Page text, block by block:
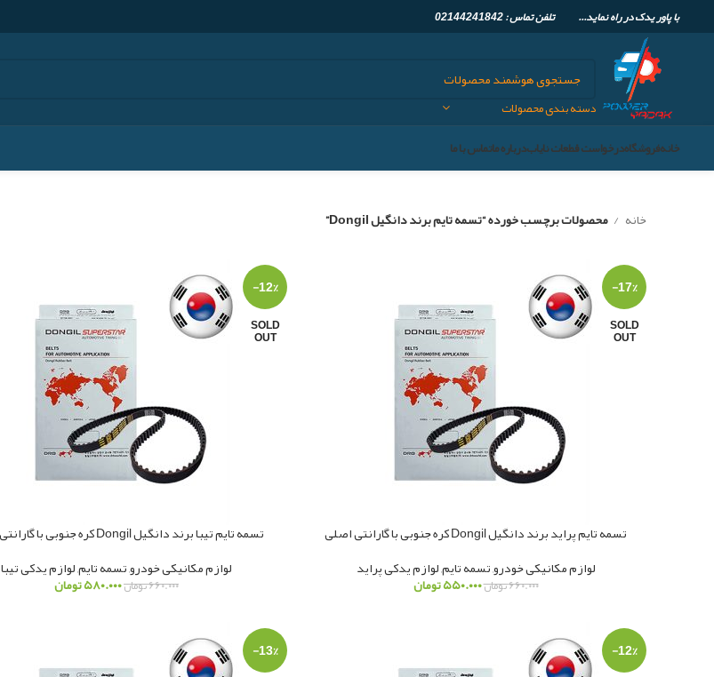
با پاور یدک در راه نماید... تلفن تماس :02144241842
دسته بندی محصولات
خانهفروشگاهدرخواست قطعات نایابدرباره ماتماس با ما
خانه محصولات برچسب خورده “تسمه تایم برند دانگیل Dongil”
-17%
SOLD
OUT
تسمه تایم پراید برند دانگیل Dongil کره جنوبی با گارانتی اصلی
لوازم مکانیکی خودرو,تسمه تایم,لوازم یدکی پراید
۶۶۰.۰۰۰تومان۵۵۰.۰۰۰تومان
-12%
SOLD
OUT
تسمه تایم تیبا برند دانگیل Dongil کره جنوبی با گارانتی اصلی
لوازم مکانیکی خودرو,تسمه تایم,لوازم یدکی تیبا
۶۶۰.۰۰۰تومان۵۸۰.۰۰۰تومان
-12%
-13%